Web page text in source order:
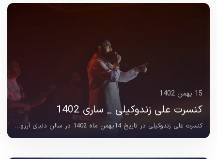
15 بهمن 1402
کنسرت علی زندوکیلی _ ساری 1402
کنسرت علی زندوکیلی در تاریخ 14بهمن ماه 1402 در سالن دنیای آرزوی ساری برگزار شد و با استقبال بی نظیر علاقه مندان موسیقی همراه بود. سبک اجرایی برنامه در قالب موسیقی تلفیقی...